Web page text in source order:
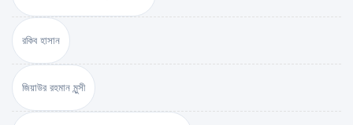
রকিব হাসান
জিয়াউর রহমান মুন্সী